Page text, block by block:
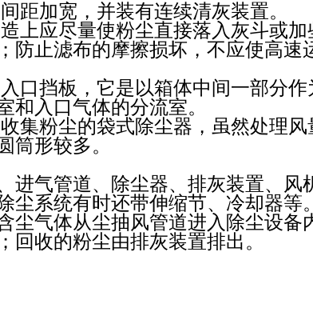
距加宽，并装有连续清灰装置。
上应尽量使粉尘直接落入灰斗或
防止滤布的摩擦损坏，不应使高速
口挡板，它是以箱体中间一部分作
和入口气体的分流室。
集粉尘的袋式除尘器，虽然处理
筒形较多。
进气管道、除尘器、排灰装置、风
尘系统有时还带伸缩节、冷却器等
尘气体从尘抽风管道进入除尘设备
回收的粉尘由排灰装置排出。